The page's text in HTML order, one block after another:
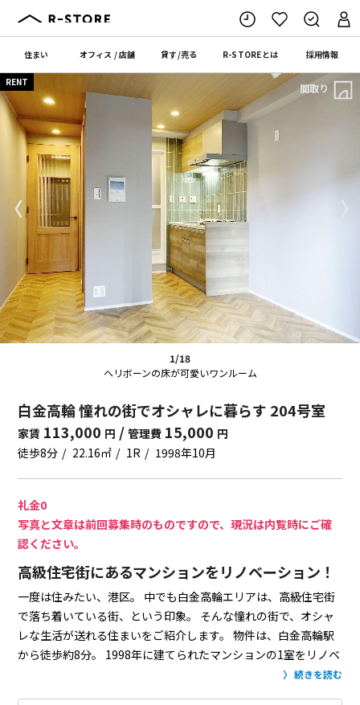
住まい オフィス /店舗 貸す/売る R-STOREとは 採用情報
1/18
ヘリボーンの床が可愛いワンルーム
〈 〉
RENT 間取り
白金高輪 憧れの街でオシャレに暮らす 204号室
家賃 113,000 円 /管理費 15,000 円
徒歩8分
22.16㎡ 1R 1998年10月
礼金0
写真と文章は前回募集時のものですので、現況は内覧時にご確
認ください。
高級住宅街にあるマンションをリノベーション！
一度は住みたい、港区。
中でも白金高輪エリアは、高級住宅街
で落ち着いている街、という印象。
そんな憧れの街で、オシャ
レな生活が送れる住まいをご紹介します。
物件は、白金高輪駅
から徒歩約8分。
1998年に建てられたマンションの1室をリノベ
ーションし、オシャレなお部屋に大変身を遂げました。お部屋
続きを読む